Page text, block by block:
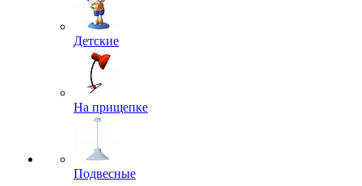
Детские
На прищепке
Подвесные